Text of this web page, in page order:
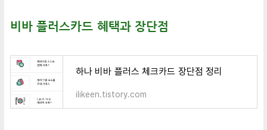
비바 플러스카드 혜택과 장단점
하나 비바 플러스 체크카드 장단점 정리
ilikeen.tistory.com